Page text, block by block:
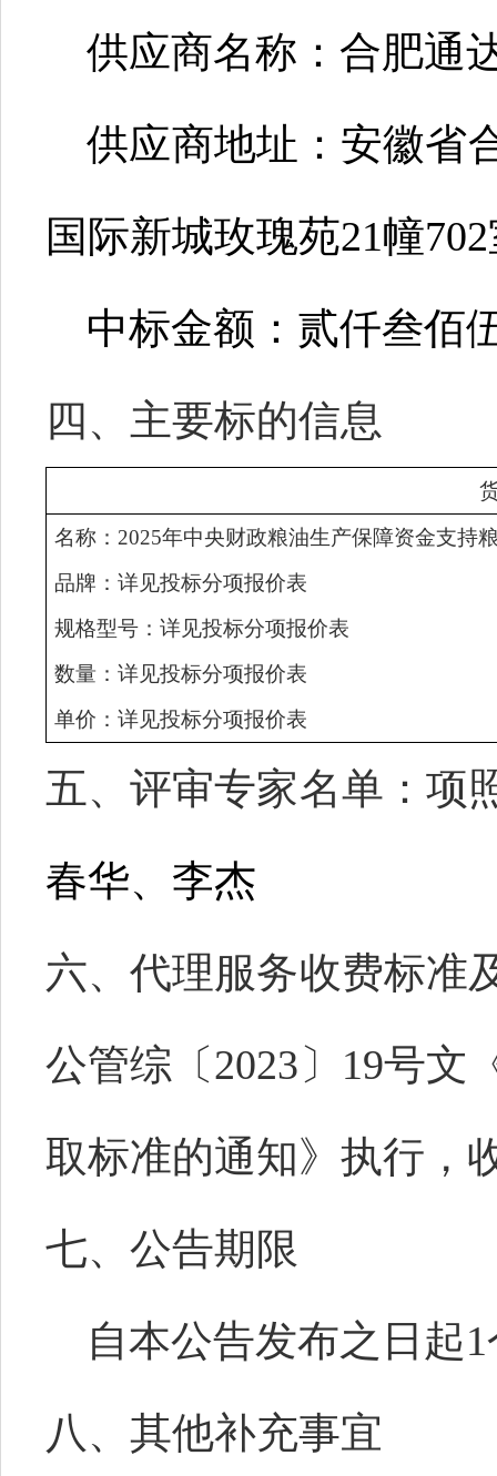
供应商名称 ：合肥通
供应商地址 ： 安徽省
国际新城玫瑰苑21幢
中标金额： 贰仟叁佰
四、主要标的信息
名称 ： 2025年中央财政粮油生产保障资金支持
品牌 ：详见投标分项报价表
规格型号：详见投标分项报价表
数量：详见投标分项报价表
单价：详见投标分项报价表
五、评审专家名单： 项
春华、李杰
六、代理服务收费标准
公管综〔2023〕19号文
取标准的通知》执行，
七、公告期限
自本公告发布之日起1
八、 其他补充事宜